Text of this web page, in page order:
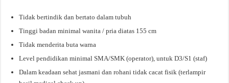
Tidak bertindik dan bertato dalam tubuh
Tinggi badan minimal wanita / pria diatas 155 cm
Tidak menderita buta warna
Level pendidikan minimal SMA/SMK (operator), untuk D3/S1 (staf)
Dalam keadaan sehat jasmani dan rohani tidak cacat fisik (terlampir